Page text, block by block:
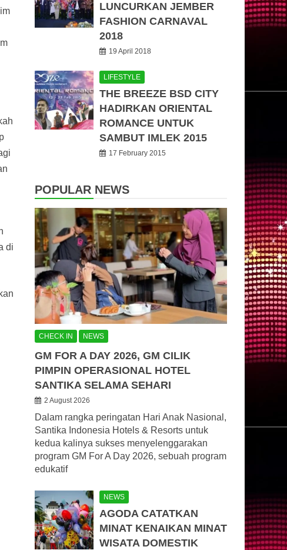
di
LUNCURKAN JEMBER
FASHION CARNAVAL
2018
19 April 2018
LIFESTYLE
THE BREEZE BSD CITY
HADIRKAN ORIENTAL
ROMANCE UNTUK
SAMBUT IMLEK 2015
17 February 2015
POPULAR NEWS
CHECK IN NEWS
GM FOR A DAY 2026, GM CILIK
PIMPIN OPERASIONAL HOTEL
SANTIKA SELAMA SEHARI
2 August 2026
Dalam rangka peringatan Hari Anak Nasional,
Santika Indonesia Hotels & Resorts untuk
kedua kalinya sukses menyelenggarakan
program GM For A Day 2026, sebuah program
edukatif
NEWS
AGODA CATATKAN
MINAT KENAIKAN MINAT
WISATA DOMESTIK